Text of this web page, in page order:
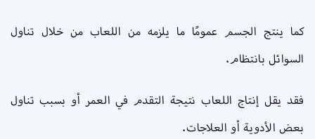
كما ينتج الجسم عمومًا ما يلزمه من اللعاب من خلال تناول
السوائل بانتظام.
فقد يقل إنتاج اللعاب نتيجة التقدم في العمر أو بسبب تناول
بعض الأدوية أو العلاجات.